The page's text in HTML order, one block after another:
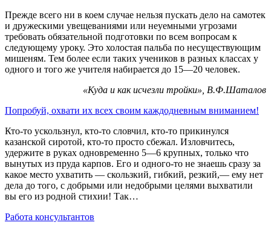
Прежде всего ни в коем случае нельзя пускать дело на самотек
и дружескими увещеваниями или неуемными угрозами
требовать обязательной подготовки по всем вопросам к
следующему уроку. Это холостая пальба по несуществующим
мишеням. Тем более если таких учеников в разных классах у
одного и того же учителя набирается до 15—20 человек.
«Куда и как исчезли тройки», В.Ф.Шаталов
Попробуй, охвати их всех своим каждодневным вниманием!
Кто-то ускользнул, кто-то словчил, кто-то прикинулся
казанской сиротой, кто-то просто сбежал. Изловчитесь,
удержите в руках одновременно 5—6 крупных, только что
вынутых из пруда карпов. Его и одного-то не знаешь сразу за
какое место ухватить — скользкий, гибкий, резкий,— ему нет
дела до того, с добрыми или недобрыми целями выхватили
вы его из родной стихии! Так…
Работа консультантов